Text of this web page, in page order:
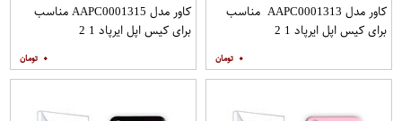
کاور مدل AAPC0001313 مناسب
برای کیس اپل ایرپاد 1 2
۰
کاور مدل AAPC0001315 مناسب
برای کیس اپل ایرپاد 1 2
۰